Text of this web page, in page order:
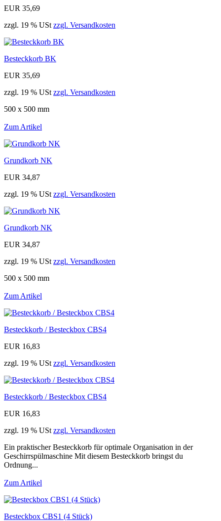
EUR 35,69
zzgl. 19 % USt zzgl. Versandkosten
Besteckkorb BK
EUR 35,69
zzgl. 19 % USt zzgl. Versandkosten
500 x 500 mm
Zum Artikel
Grundkorb NK
EUR 34,87
zzgl. 19 % USt zzgl. Versandkosten
Grundkorb NK
EUR 34,87
zzgl. 19 % USt zzgl. Versandkosten
500 x 500 mm
Zum Artikel
Besteckkorb / Besteckbox CBS4
EUR 16,83
zzgl. 19 % USt zzgl. Versandkosten
Besteckkorb / Besteckbox CBS4
EUR 16,83
zzgl. 19 % USt zzgl. Versandkosten
Ein praktischer Besteckkorb für optimale Organisation in der
Geschirrspülmaschine Mit diesem Besteckkorb bringst du
Ordnung...
Zum Artikel
Besteckbox CBS1 (4 Stück)